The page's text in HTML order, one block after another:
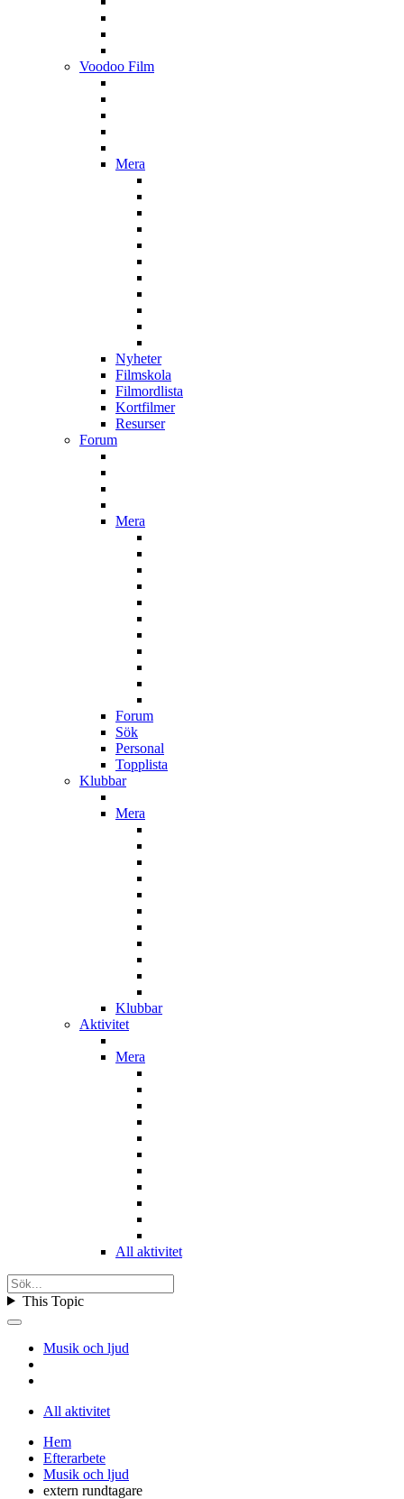
Voodoo Film
Mera
Nyheter
Filmskola
Filmordlista
Kortfilmer
Resurser
Forum
Mera
Forum
Sök
Personal
Topplista
Klubbar
Mera
Klubbar
Aktivitet
Mera
All aktivitet
This Topic
Musik och ljud
All aktivitet
Hem
Efterarbete
Musik och ljud
extern rundtagare